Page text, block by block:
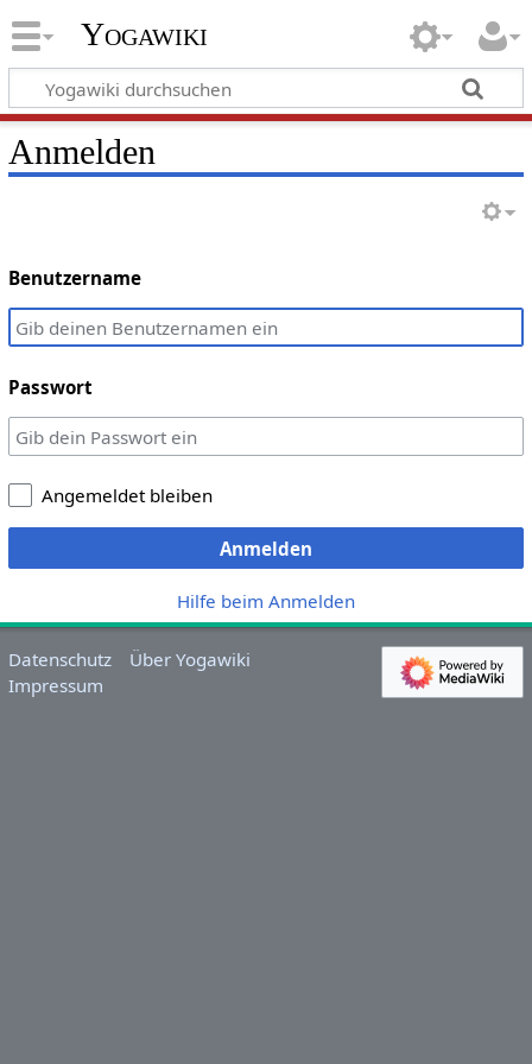
Yogawiki
Anmelden
Benutzername
Passwort
Angemeldet bleiben
Anmelden
Hilfe beim Anmelden
Datenschutz
Über Yogawiki
Impressum